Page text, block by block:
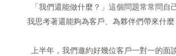
「我們還能做什麼？」這個問題常常問自
我思考著還能夠為客戶、為夥伴們帶來什麼
上半年，我們邀約好幾位客戶一對一的面